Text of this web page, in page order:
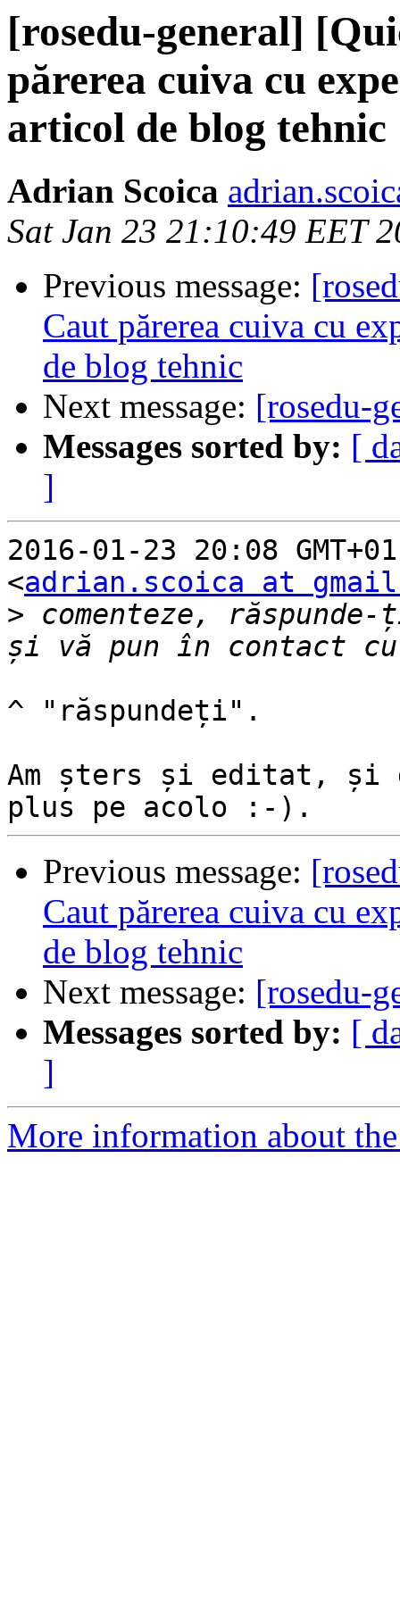
[rosedu-general]
părerea cuiva cu
articol de blog tehnic
Adrian Scoica
Sat Jan 23 21:10:49 EET
Previous message:
Caut părerea cuiva cu
de blog tehnic
Next message: [rosedu-
Messages sorted by: [
]
2016-01-23 20:08
<adrian.scoica at
> comenteze,
^ "răspundeți".
Am șters și editat, și
Previous message:
Caut părerea cuiva cu
de blog tehnic
Next message: [rosedu-
Messages sorted by: [
]
More information about